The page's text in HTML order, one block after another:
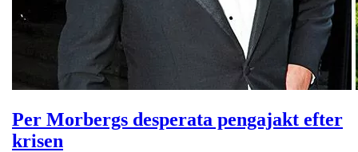
Per Morbergs desperata pengajakt efter
krisen